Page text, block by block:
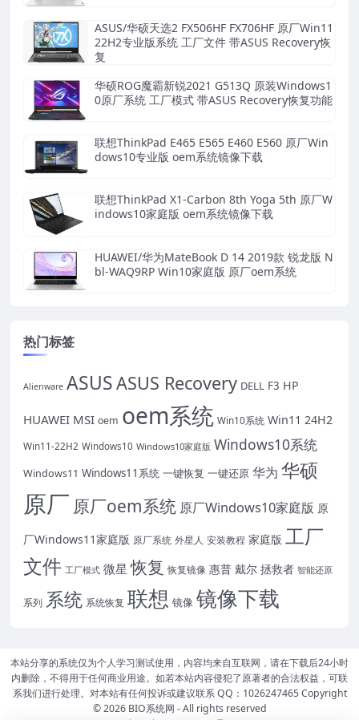
ASUS/华硕天选2 FX506HF FX706HF 原厂Win11
22H2专业版系统 工厂文件 带ASUS Recovery恢
复
华硕ROG魔霸新锐2021 G513Q 原装Windows1
0原厂系统 工厂模式 带ASUS Recovery恢复功能
联想ThinkPad E465 E565 E460 E560 原厂Win
dows10专业版 oem系统镜像下载
联想ThinkPad X1-Carbon 8th Yoga 5th 原厂W
indows10家庭版 oem系统镜像下载
HUAWEI/华为MateBook D 14 2019款 锐龙版 N
bl-WAQ9RP Win10家庭版 原厂oem系统
热门标签
Alienware ASUSASUS Recovery DELL F3 HP
HUAWEI MSI oem oem系统 Win10系统 Win11 24H2
Win11-22H2 Windows10 Windows10家庭版 Windows10系统
Windows11 Windows11系统 一键恢复 一键还原 华为 华硕
原厂 原厂oem系统 原厂Windows10家庭版 原
厂Windows11家庭版 原厂系统 外星人 安装教程 家庭版 工厂
文件 工厂模式 微星 恢复 恢复镜像 惠普 戴尔 拯救者 智能还原
系列 系统 系统恢复 联想 镜像 镜像下载
本站分享的系统仅为个人学习测试使用，内容均来自互联网，请在下载后24小时
内删除，不得用于任何商业用途。如若本站内容侵犯了原著者的合法权益，可联
系我们进行处理。对本站有任何投诉或建议联系 QQ：1026247465 Copyright
© 2026 BIO系统网 - All rights reserved